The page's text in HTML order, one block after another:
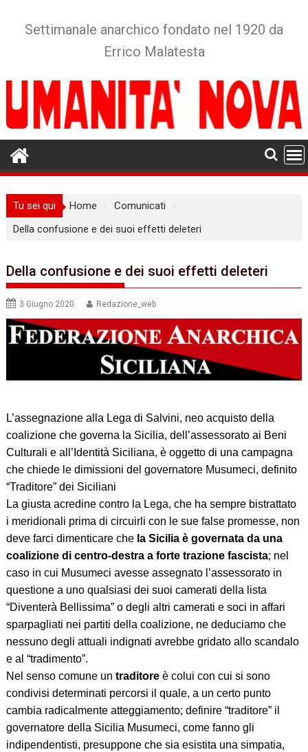
Settimanale anarchico fondato nel 1920 da
Errico Malatesta
Tu sei qui Home
Comunicati
Della confusione e dei suoi effetti deleteri
Della confusione e dei suoi effetti deleteri
3 Giugno 2020 Redazione_web
L’assegnazione alla Lega di Salvini, neo acquisto della
coalizione che governa la Sicilia, dell’assessorato ai Beni
Culturali e all’Identità Siciliana, è oggetto di una campagna
che chiede le dimissioni del governatore Musumeci, definito
“Traditore” dei Siciliani
La giusta acredine contro la Lega, che ha sempre bistrattato
i meridionali prima di circuirli con le sue false promesse, non
deve farci dimenticare che la Sicilia è governata da una
coalizione di centro-destra a forte trazione fascista; nel
caso in cui Musumeci avesse assegnato l’assessorato in
questione a uno qualsiasi dei suoi camerati della lista
“Diventerà Bellissima” o degli altri camerati e soci in affari
sparpagliati nei partiti della coalizione, ne deduciamo che
nessuno degli attuali indignati avrebbe gridato allo scandalo
e al “tradimento”.
Nel senso comune untraditore è colui con cui si sono
condivisi determinati percorsi il quale, a un certo punto
cambia radicalmente atteggiamento; definire “traditore” il
governatore della Sicilia Musumeci, come fanno gli
indipendentisti, presuppone che sia esistita una simpatia,